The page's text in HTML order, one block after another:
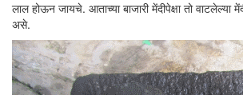
लाल होऊन जायचे. आताच्या बाजारी मेंदीपेक्षा तो वाटलेल्या
असे.